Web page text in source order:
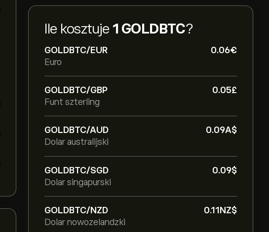
Ile kosztuje 1 GOLDBTC?
GOLDBTC/EUR
0.06‎€‎
Euro
GOLDBTC/GBP
0.05‎£‎
Funt szterling
GOLDBTC/AUD
0.09‎A$‎
Dolar australijski
GOLDBTC/SGD
0.09‎$‎
Dolar singapurski
GOLDBTC/NZD
0.11‎NZ$‎
Dolar nowozelandzki